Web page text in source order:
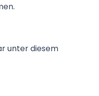
unter diesem